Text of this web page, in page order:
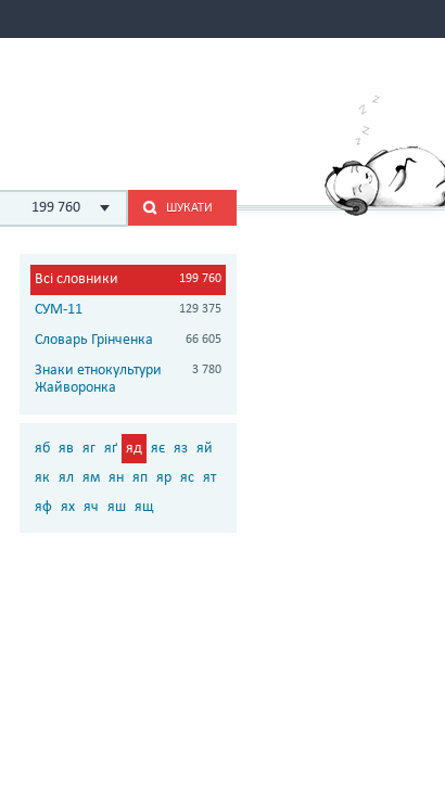
199 760 ШУКАТИ
Всі словники 199 760
СУМ-11 129 375
Словарь Грінченка 66 605
Знаки етнокультури
Жайворонка
3 780
яб яв яг яґ яд яє яз яй
як ял ям ян яп яр яс ят
яф ях яч яш ящ